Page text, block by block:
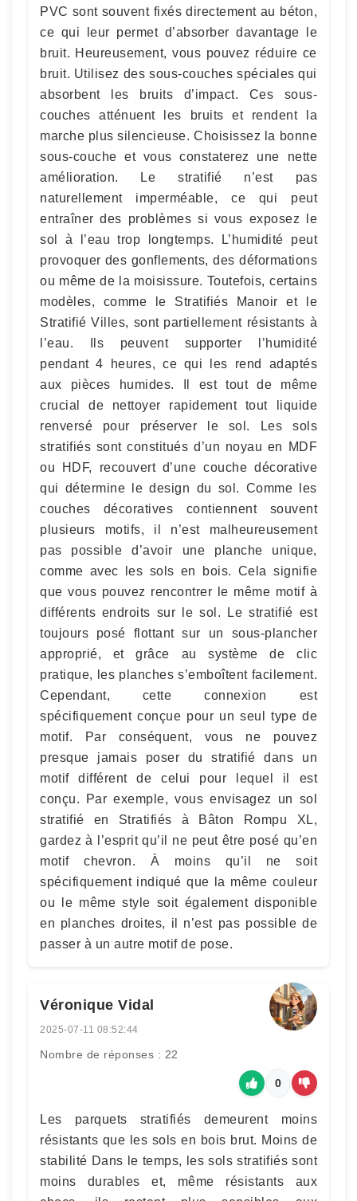
PVC sont souvent fixés directement au béton,
ce qui leur permet d’absorber davantage le
bruit. Heureusement, vous pouvez réduire ce
bruit. Utilisez des sous-couches spéciales qui
absorbent les bruits d’impact. Ces sous-
couches atténuent les bruits et rendent la
marche plus silencieuse. Choisissez la bonne
sous-couche et vous constaterez une nette
amélioration. Le stratifié n’est pas
naturellement imperméable, ce qui peut
entraîner des problèmes si vous exposez le
sol à l’eau trop longtemps. L’humidité peut
provoquer des gonflements, des déformations
ou même de la moisissure. Toutefois, certains
modèles, comme le Stratifiés Manoir et le
Stratifié Villes, sont partiellement résistants à
l’eau. Ils peuvent supporter l’humidité
pendant 4 heures, ce qui les rend adaptés
aux pièces humides. Il est tout de même
crucial de nettoyer rapidement tout liquide
renversé pour préserver le sol. Les sols
stratifiés sont constitués d’un noyau en MDF
ou HDF, recouvert d’une couche décorative
qui détermine le design du sol. Comme les
couches décoratives contiennent souvent
plusieurs motifs, il n’est malheureusement
pas possible d’avoir une planche unique,
comme avec les sols en bois. Cela signifie
que vous pouvez rencontrer le même motif à
différents endroits sur le sol. Le stratifié est
toujours posé flottant sur un sous-plancher
approprié, et grâce au système de clic
pratique, les planches s’emboîtent facilement.
Cependant, cette connexion est
spécifiquement conçue pour un seul type de
motif. Par conséquent, vous ne pouvez
presque jamais poser du stratifié dans un
motif différent de celui pour lequel il est
conçu. Par exemple, vous envisagez un sol
stratifié en Stratifiés à Bâton Rompu XL,
gardez à l’esprit qu’il ne peut être posé qu’en
motif chevron. À moins qu’il ne soit
spécifiquement indiqué que la même couleur
ou le même style soit également disponible
en planches droites, il n’est pas possible de
passer à un autre motif de pose.
Véronique Vidal
2025-07-11 08:52:44
Nombre de réponses : 22
0
Les parquets stratifiés demeurent moins
résistants que les sols en bois brut. Moins de
stabilité Dans le temps, les sols stratifiés sont
moins durables et, même résistants aux